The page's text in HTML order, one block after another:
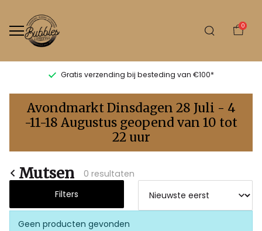
0
Gratis verzending bij besteding van €100*
Mutsen
Bubbles
Sluis
Avondmarkt Dinsdagen 28 Juli - 4
-11-18 Augustus geopend van 10 tot
22 uur
Mutsen
0 resultaten
Filters
Geen producten gevonden